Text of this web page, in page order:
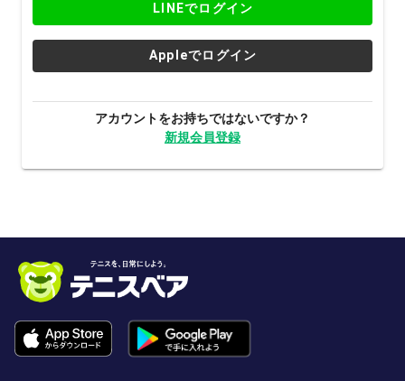
LINEでログイン
Appleでログイン
アカウントをお持ちではないですか？
新規会員登録